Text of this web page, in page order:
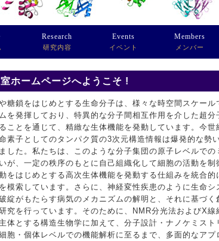
Research
研究内容
Events
イベント
Members
メンバー
ホームページへようこそ !
糖鎖をはじめとする生命分子は、様々な時空間スケール
を発揮しており、特異的な分子間相互作用を介した超分
ことを通じて、精緻な生体機能を発動しています。今世
素子としてのタンパク質の3次元構造情報は爆発的な勢
した。私たちは、このような分子集団の原子レベルでの
が、一定の秩序のもとに自己組織化して細胞の活動を制
をはじめとする高次生体機能を発動する仕組みを統合的
模索しています。さらに、神経変性疾患のように生命シ
綻がもたらす病気のメカニズムの解明と、それに基づく
究を行っています。そのために、NMR分光法およびX線
体とする構造生物学に加えて、分子設計・ナノケミスト
胞・個体レベルでの機能解析に至るまで、多面的なアプ